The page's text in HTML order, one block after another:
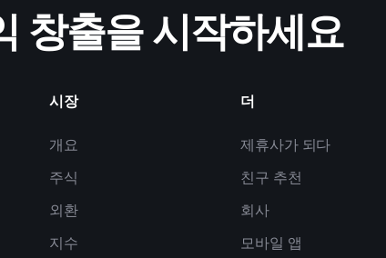
창출을 시작하세요
시장
개요
주식
외환
지수
더
제휴사가 되다
친구 추천
회사
모바일 앱